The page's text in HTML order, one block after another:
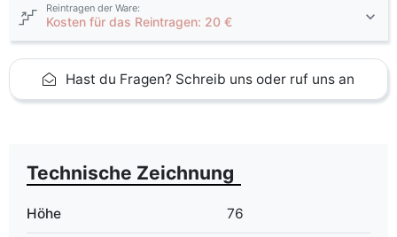
Reintragen der Ware:
Kosten für das Reintragen: 20 €
Hast du Fragen? Schreib uns oder ruf uns an
Technische Zeichnung
Höhe 76